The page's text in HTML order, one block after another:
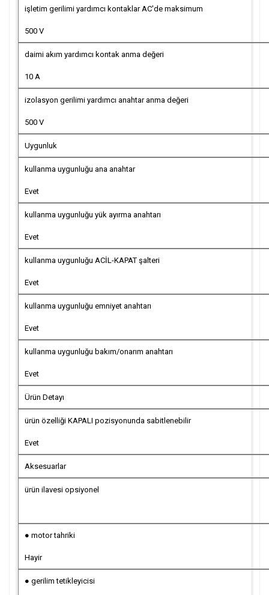
işletim gerilimi yardımcı kontaklar AC'de maksimum
500 V
daimi akım yardımcı kontak anma değeri
10 A
izolasyon gerilimi yardımcı anahtar anma değeri
500 V
Uygunluk
kullanma uygunluğu ana anahtar
Evet
kullanma uygunluğu yük ayırma anahtarı
Evet
kullanma uygunluğu ACİL-KAPAT şalteri
Evet
kullanma uygunluğu emniyet anahtarı
Evet
kullanma uygunluğu bakım/onarım anahtarı
Evet
Ürün Detayı
ürün özelliği KAPALI pozisyonunda sabitlenebilir
Evet
Aksesuarlar
ürün ilavesi opsiyonel
● motor tahriki
Hayir
● gerilim tetikleyicisi